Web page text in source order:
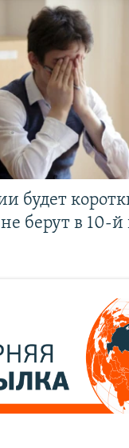
будет
берут в 10-й